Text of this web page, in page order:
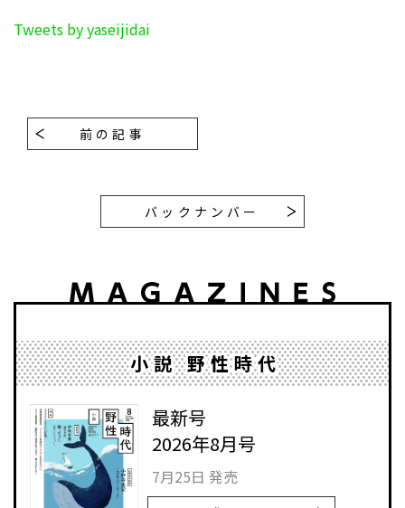
Tweets by yaseijidai
前の記事
バックナンバー
小説 野性時代
最新号
2026年8月号
7月25日 発売